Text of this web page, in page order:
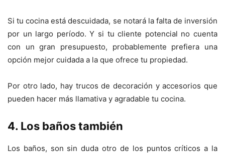
Si tu cocina está descuidada, se notará la falta de inversión
por un largo período. Y si tu cliente potencial no cuenta
con un gran presupuesto, probablemente prefiera una
opción mejor cuidada a la que ofrece tu propiedad.
Por otro lado, hay trucos de decoración y accesorios que
pueden hacer más llamativa y agradable tu cocina.
4. Los baños también
Los baños, son sin duda otro de los puntos críticos a la